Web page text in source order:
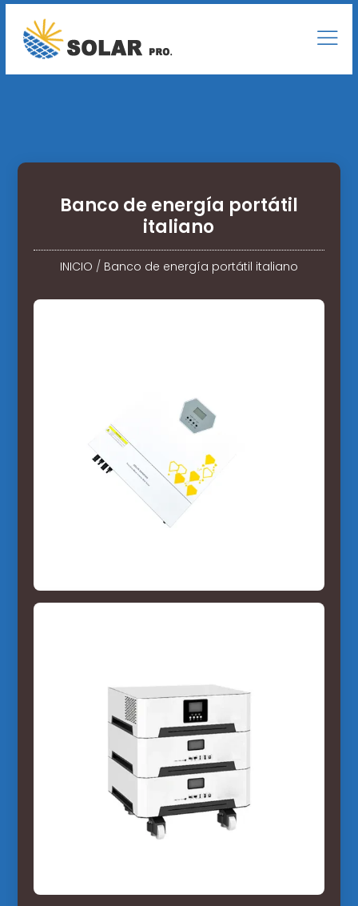
Banco de energía portátil
italiano
INICIO / Banco de energía portátil italiano